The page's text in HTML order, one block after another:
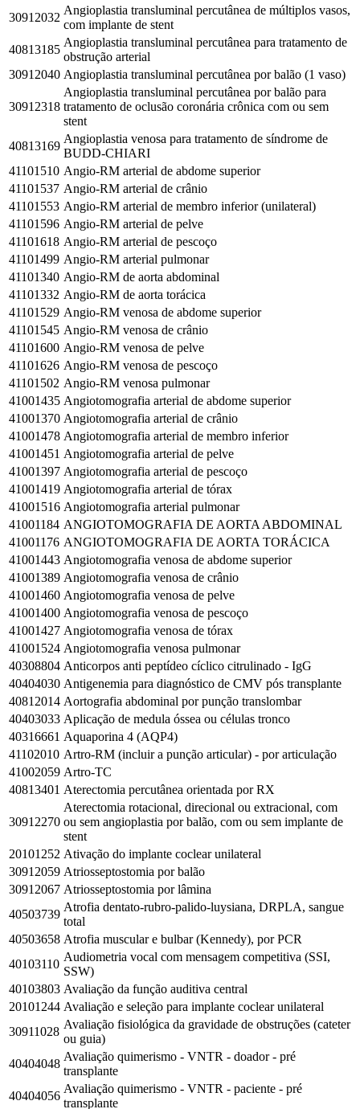
30912032
Angioplastia transluminal percutânea de múltiplos vasos,
com implante de stent
40813185
Angioplastia transluminal percutânea para tratamento de
obstrução arterial
30912040 Angioplastia transluminal percutânea por balão (1 vaso)
30912318
Angioplastia transluminal percutânea por balão para
tratamento de oclusão coronária crônica com ou sem
stent
40813169
Angioplastia venosa para tratamento de síndrome de
BUDD-CHIARI
41101510 Angio-RM arterial de abdome superior
41101537 Angio-RM arterial de crânio
41101553 Angio-RM arterial de membro inferior (unilateral)
41101596 Angio-RM arterial de pelve
41101618 Angio-RM arterial de pescoço
41101499 Angio-RM arterial pulmonar
41101340 Angio-RM de aorta abdominal
41101332 Angio-RM de aorta torácica
41101529 Angio-RM venosa de abdome superior
41101545 Angio-RM venosa de crânio
41101600 Angio-RM venosa de pelve
41101626 Angio-RM venosa de pescoço
41101502 Angio-RM venosa pulmonar
41001435 Angiotomografia arterial de abdome superior
41001370 Angiotomografia arterial de crânio
41001478 Angiotomografia arterial de membro inferior
41001451 Angiotomografia arterial de pelve
41001397 Angiotomografia arterial de pescoço
41001419 Angiotomografia arterial de tórax
41001516 Angiotomografia arterial pulmonar
41001184 ANGIOTOMOGRAFIA DE AORTA ABDOMINAL
41001176 ANGIOTOMOGRAFIA DE AORTA TORÁCICA
41001443 Angiotomografia venosa de abdome superior
41001389 Angiotomografia venosa de crânio
41001460 Angiotomografia venosa de pelve
41001400 Angiotomografia venosa de pescoço
41001427 Angiotomografia venosa de tórax
41001524 Angiotomografia venosa pulmonar
40308804 Anticorpos anti peptídeo cíclico citrulinado - IgG
40404030 Antigenemia para diagnóstico de CMV pós transplante
40812014 Aortografia abdominal por punção translombar
40403033 Aplicação de medula óssea ou células tronco
40316661 Aquaporina 4 (AQP4)
41102010 Artro-RM (incluir a punção articular) - por articulação
41002059 Artro-TC
40813401 Aterectomia percutânea orientada por RX
30912270
Aterectomia rotacional, direcional ou extracional, com
ou sem angioplastia por balão, com ou sem implante de
stent
20101252 Ativação do implante coclear unilateral
30912059 Atriosseptostomia por balão
30912067 Atriosseptostomia por lâmina
40503739
Atrofia dentato-rubro-palido-luysiana, DRPLA, sangue
total
40503658 Atrofia muscular e bulbar (Kennedy), por PCR
40103110
Audiometria vocal com mensagem competitiva (SSI,
SSW)
40103803 Avaliação da função auditiva central
20101244 Avaliação e seleção para implante coclear unilateral
30911028
Avaliação fisiológica da gravidade de obstruções (cateter
ou guia)
40404048
Avaliação quimerismo - VNTR - doador - pré
transplante
40404056
Avaliação quimerismo - VNTR - paciente - pré
transplante